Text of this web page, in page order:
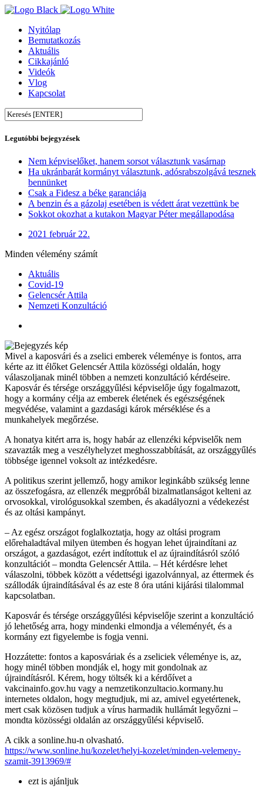
Nyitólap
Bemutatkozás
Aktuális
Cikkajánló
Videók
Vlog
Kapcsolat
Legutóbbi bejegyzések
Nem képviselőket, hanem sorsot választunk vasárnap
Ha ukránbarát kormányt választunk, adósrabszolgává tesznek
bennünket
Csak a Fidesz a béke garanciája
A benzin és a gázolaj esetében is védett árat vezettünk be
Sokkot okozhat a kutakon Magyar Péter megállapodása
2021 február 22.
Minden vélemény számít
Aktuális
Covid-19
Gelencsér Attila
Nemzeti Konzultáció
Mivel a kaposvári és a zselici emberek véleménye is fontos, arra
kérte az itt élőket Gelencsér Attila közösségi oldalán, hogy
válaszoljanak minél többen a nemzeti konzultáció kérdéseire.
Kaposvár és térsége országgyűlési képviselője úgy fogalmazott,
hogy a kormány célja az emberek életének és egészségének
megvédése, valamint a gazdasági károk mérséklése és a
munkahelyek megőrzése.
A honatya kitért arra is, hogy habár az ellenzéki képviselők nem
szavazták meg a veszélyhelyzet meghosszabbítását, az országgyűlés
többsége igennel voksolt az intézkedésre.
A politikus szerint jellemző, hogy amikor leginkább szükség lenne
az összefogásra, az ellenzék megpróbál bizalmatlanságot kelteni az
orvosokkal, virológusokkal szemben, és akadályozni a védekezést
és az oltási kampányt.
– Az egész országot foglalkoztatja, hogy az oltási program
előrehaladtával milyen ütemben és hogyan lehet újraindítani az
országot, a gazdaságot, ezért indítottuk el az újraindításról szóló
konzultációt – mondta Gelencsér Attila. – Hét kérdésre lehet
válaszolni, többek között a védettségi igazolvánnyal, az éttermek és
szállodák újraindításával és az este 8 óra utáni kijárási tilalommal
kapcsolatban.
Kaposvár és térsége országgyűlési képviselője szerint a konzultáció
jó lehetőség arra, hogy mindenki elmondja a véleményét, és a
kormány ezt figyelembe is fogja venni.
Hozzátette: fontos a kaposváriak és a zseliciek véleménye is, az,
hogy minél többen mondják el, hogy mit gondolnak az
újraindításról. Kérem, hogy töltsék ki a kérdőívet a
vakcinainfo.gov.hu vagy a nemzetikonzultacio.kormany.hu
internetes oldalon, hogy megtudjuk, mi az, amivel egyetértenek,
mert csak közösen tudjuk a vírus harmadik hullámát legyőzni –
mondta közösségi oldalán az országgyűlési képviselő.
A cikk a sonline.hu-n olvasható.
https://www.sonline.hu/kozelet/helyi-kozelet/minden-velemeny-
szamit-3913969/#
ezt is ajánljuk